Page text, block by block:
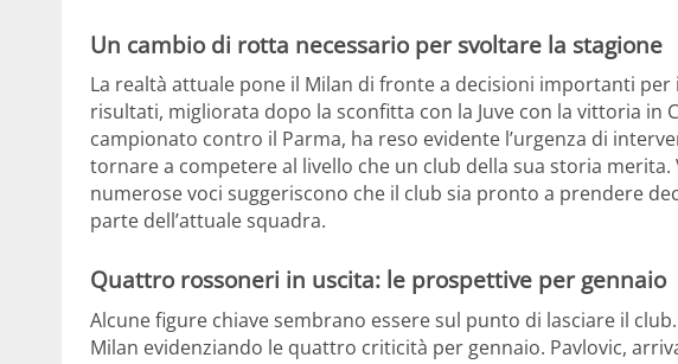
Un cambio di rotta necessario per svoltare la stagione
La realtà attuale pone il Milan di fronte a decisioni importanti
risultati, migliorata dopo la sconfitta con la Juve con la vittoria in
campionato contro il Parma, ha reso evidente l’urgenza di
tornare a competere al livello che un club della sua storia
numerose voci suggeriscono che il club sia pronto a prendere
parte dell’attuale squadra.
Quattro rossoneri in uscita: le prospettive per gennaio
Alcune figure chiave sembrano essere sul punto di lasciare il
Milan evidenziando le quattro criticità per gennaio. Pavlovic,